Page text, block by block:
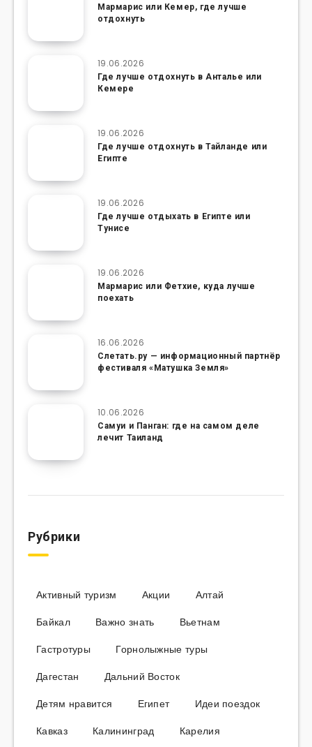
Мармарис или Кемер, где лучше
отдохнуть
19.06.2026
Где лучше отдохнуть в Анталье или
Кемере
19.06.2026
Где лучше отдохнуть в Тайланде или
Египте
19.06.2026
Где лучше отдыхать в Египте или
Тунисе
19.06.2026
Мармарис или Фетхие, куда лучше
поехать
16.06.2026
Слетать.ру — информационный партнёр
фестиваля «Матушка Земля»
10.06.2026
Самуи и Панган: где на самом деле
лечит Таиланд
Рубрики
Активный туризм Акции
Алтай
Байкал
Важно знать
Вьетнам
Гастротуры
Горнолыжные туры
Дагестан
Дальний Восток
Детям нравится
Египет
Идеи поездок
Кавказ
Калининград
Карелия